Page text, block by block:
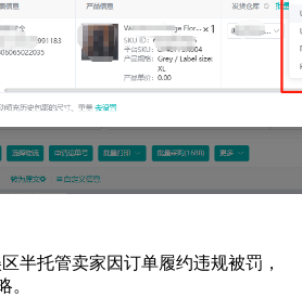
半托管卖家因订单履约违规被罚，
。